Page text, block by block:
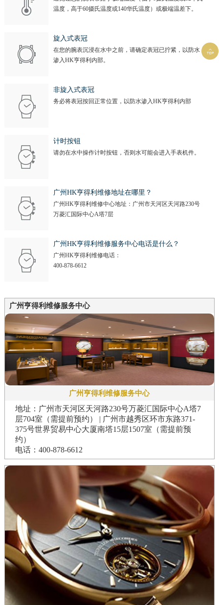
温度，高于60摄氏温度或140华氏温度）或极端温差下。
旋入式表冠
在您的腕表沉浸在水中之前，请确定表冠已拧紧，以防水
渗入HK亨得利内部。
非旋入式表冠
务必将表冠按回正常位置，以防水渗入HK亨得利内部
计时按钮
请勿在水中操作计时按钮，否则水可能会进入手表机件。
广州HK亨得利维修地址在哪里？
广州HK亨得利维修中心地址：广州市天河区天河路230号
万菱汇国际中心A塔7层
广州HK亨得利维修服务中心电话是什么？
广州HK亨得利维修电话：
400-878-6612
广州亨得利维修服务中心
广州亨得利维修服务中心
地址：广州市天河区天河路230号万菱汇国际中心A塔7
层704室（需提前预约） | 广州市越秀区环市东路371-
375号世界贸易中心大厦南塔15层1507室（需提前预
约）
电话：400-878-6612
